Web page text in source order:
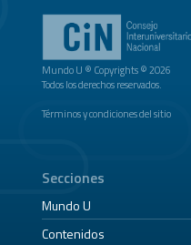
Mundo U ® Copyrights © 2026
Todos los derechos reservados.
Términos y condiciones del sitio
Secciones
Mundo U
Contenidos